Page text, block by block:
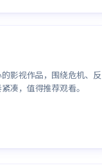
影视作品，围绕危机、反
凑，值得推荐观看。